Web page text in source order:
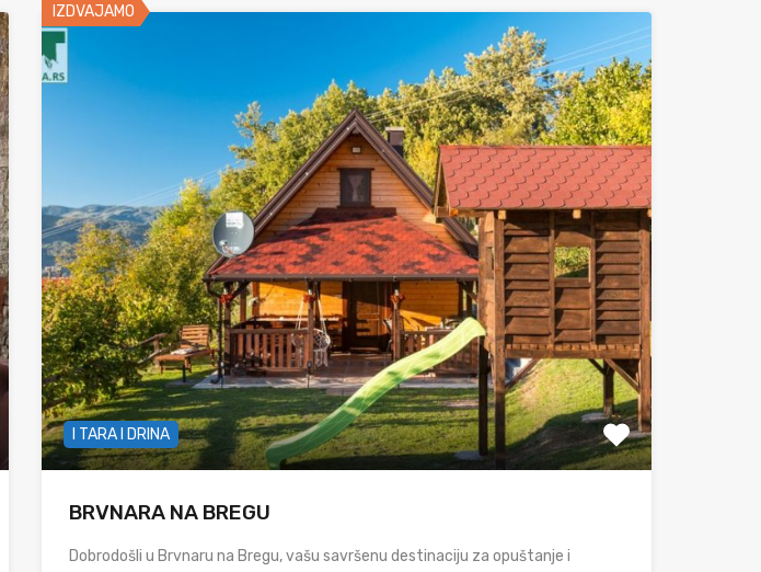
IZDVAJAMO
I TARA I DRINA
BRVNARA NA BREGU
Dobrodošli u Brvnaru na Bregu, vašu savršenu destinaciju za opuštanje i